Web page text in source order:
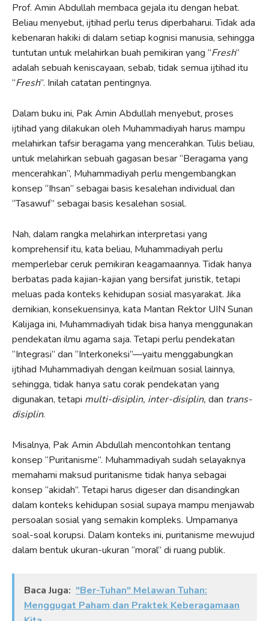
Prof. Amin Abdullah membaca gejala itu dengan hebat.
Beliau menyebut, ijtihad perlu terus diperbaharui. Tidak ada
kebenaran hakiki di dalam setiap kognisi manusia, sehingga
tuntutan untuk melahirkan buah pemikiran yang “Fresh”
adalah sebuah keniscayaan, sebab, tidak semua ijtihad itu
“Fresh”. Inilah catatan pentingnya.
Dalam buku ini, Pak Amin Abdullah menyebut, proses
ijtihad yang dilakukan oleh Muhammadiyah harus mampu
melahirkan tafsir beragama yang mencerahkan. Tulis beliau,
untuk melahirkan sebuah gagasan besar “Beragama yang
mencerahkan”, Muhammadiyah perlu mengembangkan
konsep “Ihsan” sebagai basis kesalehan individual dan
“Tasawuf” sebagai basis kesalehan sosial.
Nah, dalam rangka melahirkan interpretasi yang
komprehensif itu, kata beliau, Muhammadiyah perlu
memperlebar ceruk pemikiran keagamaannya. Tidak hanya
berbatas pada kajian-kajian yang bersifat juristik, tetapi
meluas pada konteks kehidupan sosial masyarakat. Jika
demikian, konsekuensinya, kata Mantan Rektor UIN Sunan
Kalijaga ini, Muhammadiyah tidak bisa hanya menggunakan
pendekatan ilmu agama saja. Tetapi perlu pendekatan
“Integrasi” dan “Interkoneksi”—yaitu menggabungkan
ijtihad Muhammadiyah dengan keilmuan sosial lainnya,
sehingga, tidak hanya satu corak pendekatan yang
digunakan, tetapi multi-disiplin, inter-disiplin, dan trans-
disiplin.
Misalnya, Pak Amin Abdullah mencontohkan tentang
konsep “Puritanisme”. Muhammadiyah sudah selayaknya
memahami maksud puritanisme tidak hanya sebagai
konsep “akidah”. Tetapi harus digeser dan disandingkan
dalam konteks kehidupan sosial supaya mampu menjawab
persoalan sosial yang semakin kompleks. Umpamanya
soal-soal korupsi. Dalam konteks ini, puritanisme mewujud
dalam bentuk ukuran-ukuran “moral” di ruang publik.
Baca Juga: "Ber-Tuhan" Melawan Tuhan:
Menggugat Paham dan Praktek Keberagamaan